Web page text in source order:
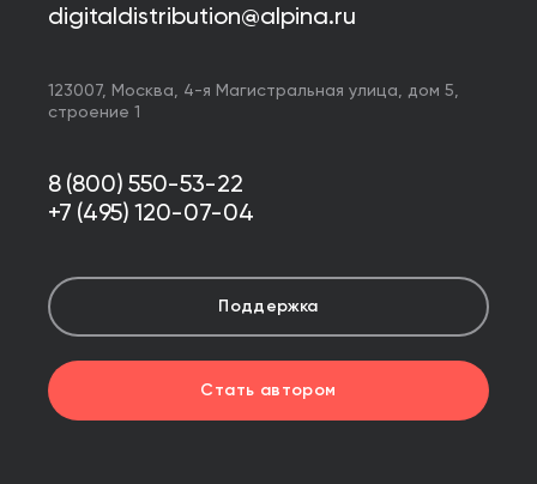
digitaldistribution@alpina.ru
123007, Москва, 4-я Магистральная улица, дом 5,
строение 1
8 (800) 550-53-22
+7 (495) 120-07-04
Поддержка
Стать автором